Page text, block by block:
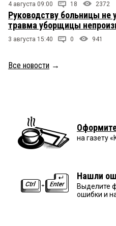
4 августа 09:00 18 2372
Руководству больницы не
травма уборщицы
3 августа 15:40 0 941
Все новости →
на газету
Нашли
Выделите
ошибки и